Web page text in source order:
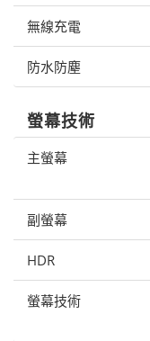
無線充電
防水防塵
螢幕技術
主螢幕
副螢幕
HDR
螢幕技術